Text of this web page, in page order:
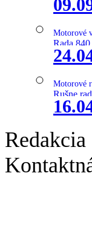
Motorové
Rada
Motorové
Rušne
Redakcia